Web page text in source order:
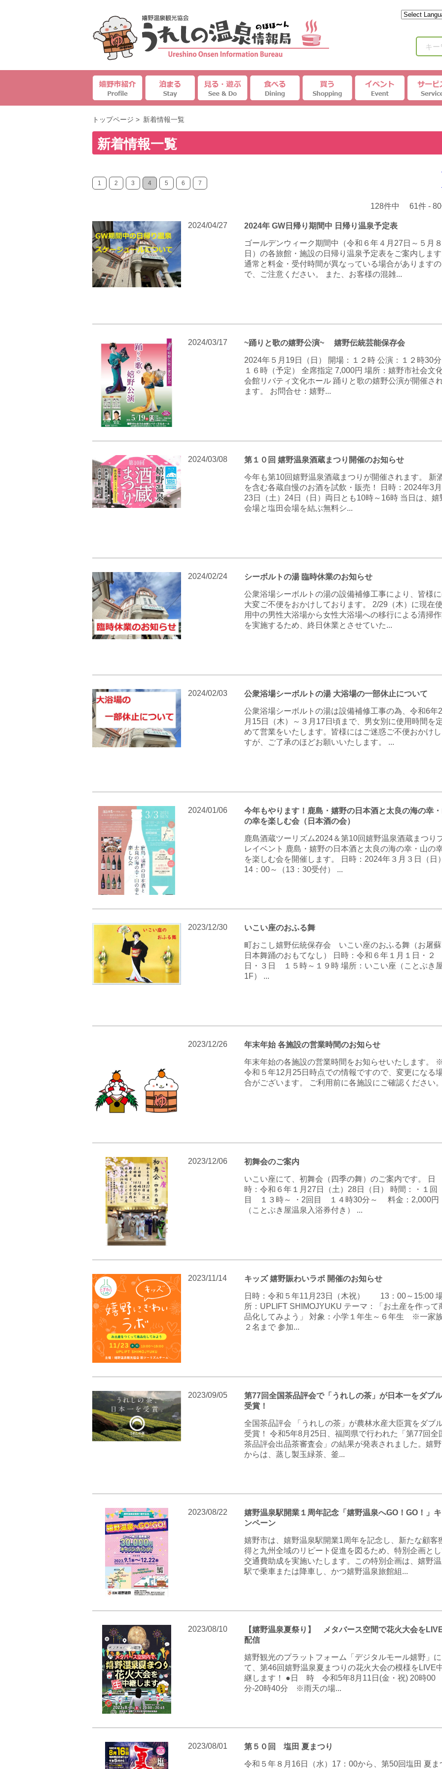
キ
トップページ > 新着情報一覧
新着情報一覧
1 2 3 4 5 6 7
128件中 61件 -
2024/04/27 2024年 GW日帰り期間中 日帰り温泉予定表
ゴールデンウィーク期間中（令和６年４月27日～５月８
日）の各旅館・施設の日帰り温泉予定表をご案内します
通常と料金・受付時間が異なっている場合がありますの
で、ご注意ください。 また、お客様の混雑...
2024/03/17 ~踊りと歌の嬉野公演~ 嬉野伝統芸能保存会
2024年５月19日（日） 開場：１２時 公演：１２時30分
１６時（予定） 全席指定 7,000円 場所：嬉野市社会文
会館リバティ文化ホール 踊りと歌の嬉野公演が開催さ
ます。 お問合せ：嬉野...
2024/03/08 第１０回 嬉野温泉酒蔵まつり開催のお知らせ
今年も第10回嬉野温泉酒蔵まつりが開催されます。 新
を含む各蔵自慢のお酒を試飲・販売！ 日時：2024年3月
23日（土）24日（日）両日とも10時～16時 当日は、嬉
会場と塩田会場を結ぶ無料シ...
2024/02/24 シーボルトの湯 臨時休業のお知らせ
公衆浴場シーボルトの湯の設備補修工事により、皆様
大変ご不便をおかけしております。 2/29（木）に現在使
用中の男性大浴場から女性大浴場への移行による清掃
を実施するため、終日休業とさせていた...
2024/02/03 公衆浴場シーボルトの湯 大浴場の一部休止について
公衆浴場シーボルトの湯は設備補修工事の為、令和6年2
月15日（木）～３月17日頃まで、男女別に使用時間を
めて営業をいたします。皆様にはご迷惑ご不便おかけし
すが、ご了承のほどお願いいたします。 ...
2024/01/06
今年もやります！鹿島・嬉野の日本酒と太良の海の幸
の幸を楽しむ会（日本酒の会）
鹿島酒蔵ツーリズム2024＆第10回嬉野温泉酒蔵まつり
レイベント 鹿島・嬉野の日本酒と太良の海の幸・山の
を楽しむ会を開催します。 日時：2024年３月３日（日）
14：00～（13：30受付） ...
2023/12/30 いこい座のおふる舞
町おこし嬉野伝統保存会 いこい座のおふる舞（お屠蘇
日本舞踊のおもてなし） 日時：令和６年１月１日・２
日・３日 １５時～１９時 場所：いこい座（ことぶき
1F） ...
2023/12/26 年末年始 各施設の営業時間のお知らせ
年末年始の各施設の営業時間をお知らせいたします。 ※
令和５年12月25日時点での情報ですので、変更になる
合がございます。 ご利用前に各施設にご確認ください。
2023/12/06 初舞会のご案内
いこい座にて、初舞会（四季の舞）のご案内です。 日
時：令和６年１月27日（土）28日（日） 時間：・１回
目 １３時～ ・2回目 １４時30分～ 料金：2,000円
（ことぶき屋温泉入浴券付き） ...
2023/11/14 キッズ 嬉野賑わいラボ 開催のお知らせ
日時：令和５年11月23日（木祝） 13：00～15:00
所：UPLIFT SHIMOJYUKU テーマ：「お土産を作って
品化してみよう」 対象：小学１年生～６年生 ※一家
２名まで 参加...
2023/09/05
第77回全国茶品評会で「うれしの茶」が日本一をダブル
受賞！
全国茶品評会 「うれしの茶」が農林水産大臣賞をダブ
受賞！ 令和5年8月25日、福岡県で行われた「第77回全
茶品評会出品茶審査会」の結果が発表されました。嬉
からは、蒸し製玉緑茶、釜...
2023/08/22
嬉野温泉駅開業１周年記念「嬉野温泉へGO！GO！」キ
ンペーン
嬉野市は、嬉野温泉駅開業1周年を記念し、新たな顧客
得と九州全域のリピート促進を図るため、特別企画とし
交通費助成を実施いたします。この特別企画は、嬉野温
駅で乗車または降車し、かつ嬉野温泉旅館組...
2023/08/10
【嬉野温泉夏祭り】 メタバース空間で花火大会を
配信
嬉野観光のプラットフォーム「デジタルモール嬉野」に
て、第46回嬉野温泉夏まつりの花火大会の模様をLIVE
継します！ ●日 時 令和5年8月11日(金・祝) 20時00
分-20時40分 ※雨天の場...
2023/08/01 第５０回 塩田 夏まつり
令和５年８月16日（水）17：00から、第50回塩田 夏ま